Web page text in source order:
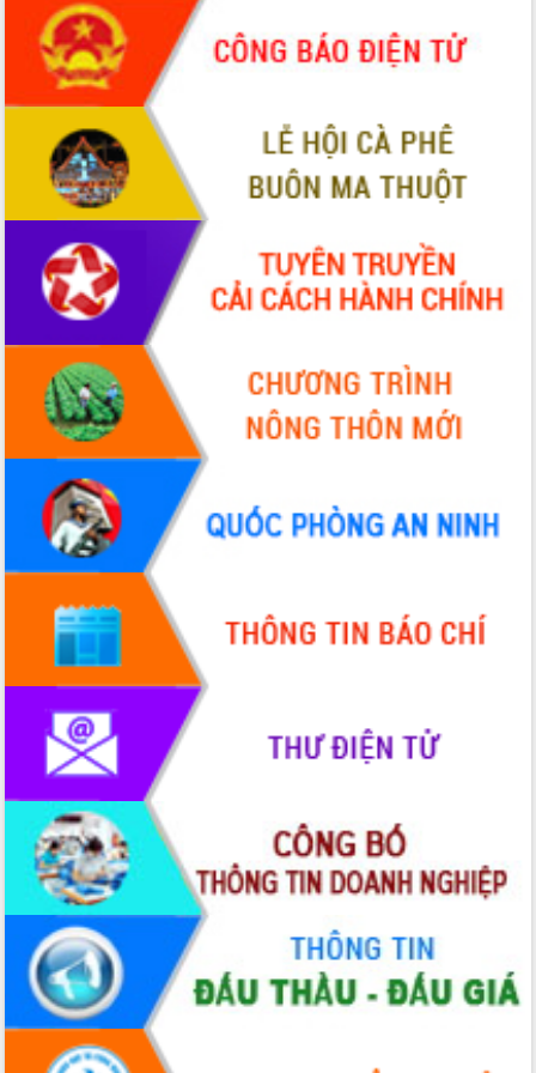
món ăn từ sầu riêng
Đắk Lắk công bố Quy hoạch và xúc
tiến đầu tư tỉnh
Ngành cá ngừ Đắk Lắk chủ động thích
ứng để giữ vững thị trường xuất khẩu
Diễn đàn Kinh tế tư nhân Việt Nam đột
phá cơ chế - Hợp tác công tư
Đề án 06 tạo bước ngoặt đột phá trong
cải cách hành chính tỉnh Đắk Lắk
Kết nối tour, đẩy mạnh chuyển đổi số
để phát triển du lịch Đắk Lắk
Khởi động Dự án Đầu tư xây dựng hạ
tầng kỹ thuật Cụm công nghiệp Tân
Tiến
Gặp mặt các cơ quan báo chí nhân Kỷ
niệm 101 năm Ngày Báo chí Cách
mạng Việt Nam
Đắk Lắk sơ kết 4 năm triển khai thực
hiện Đề án 06 của Chính phủ
Họp báo thông tin về Hội nghị Công bố
Quy hoạch và Xúc tiến đầu tư tỉnh Đắk
Khơi thông điểm nghẽn, đẩy nhanh
giải ngân vốn khắc phục thiên tai
HĐND tỉnh thông qua điều chỉnh Quy
hoạch tỉnh thời kỳ 2021-2030
Hội thảo góp ý hồ sơ điều chỉnh quy
hoạch tỉnh Đắk Lắk thời kỳ 2021-2030,
tầm nhìn đến năm 2050
Nâng cao hiệu quả hoạt động của các
doanh nghiệp nhà nước
Hội nghị triển khai kết nối mạng
truyền số liệu chuyên dùng phục vụ cơ
quan Đảng, Nhà nước
Lễ phát động chuỗi hoạt động chung
tay làm sạch môi trường
Xã Ea Kar bước chuyển mình trong
công tác cải cách hành chính mô hình
mới
UBND tỉnh họp báo định kỳ tháng 4
năm 2026